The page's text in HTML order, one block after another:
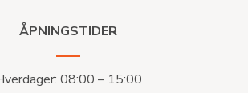
ÅPNINGSTIDER
08:00 – 15:00